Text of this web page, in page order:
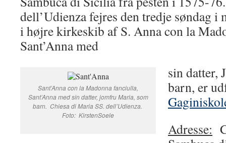
dell’Udienza fejres den tredje søndag
i højre kirkeskib af S. Anna con la
Sant’Anna med
Sant’Anna con la Madonna fanciulla,
Sant’Anna med sin datter, jomfru Maria, som
barn. Chiesa di Maria SS. dell’Udienza.
Foto: KirstenSoele
sin datter,
barn, er
Adresse: